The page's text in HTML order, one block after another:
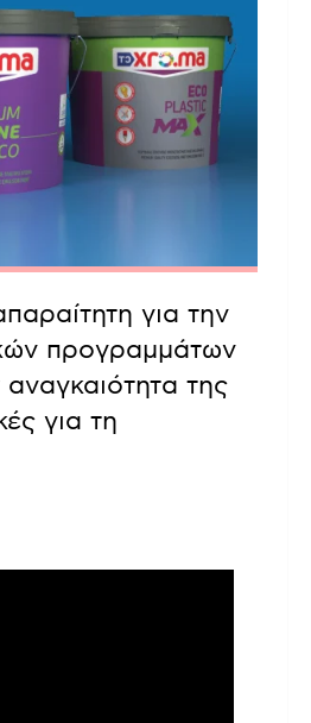
για την
προγραμμάτων
της
για τη